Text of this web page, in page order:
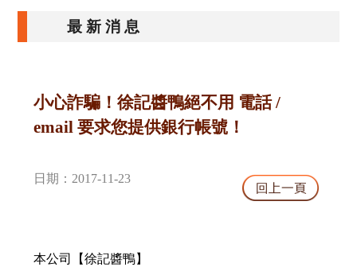
最新消息
小心詐騙！徐記醬鴨絕不用 電話 /
email 要求您提供銀行帳號！
日期：2017-11-23
本公司【徐記醬鴨】